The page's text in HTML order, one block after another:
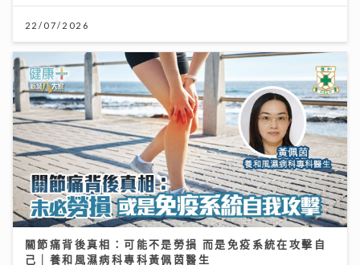
22/07/2026
關節痛背後真相：可能不是勞損 而是免疫系統在攻擊自
己｜養和風濕病科專科黃佩茵醫生